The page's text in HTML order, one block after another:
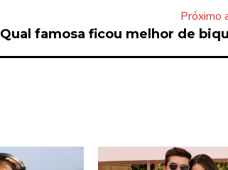
Próximo
Qual famosa ficou melhor de